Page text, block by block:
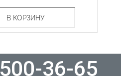
В КОРЗИНУ
500-36-65